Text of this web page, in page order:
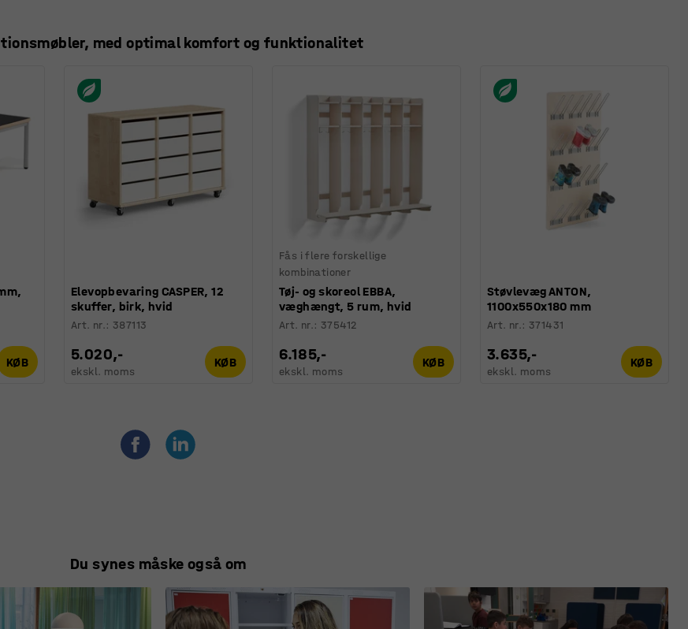
med optimal komfort og funktionalitet
KØB
Elevopbevaring CASPER, 12
skuffer, birk, hvid
Art. nr.: 387113
5.020,-
ekskl. moms
KØB
Fås i flere forskellige
kombinationer
Tøj- og skoreol EBBA,
væghængt, 5 rum, hvid
Art. nr.: 375412
6.185,-
ekskl. moms
KØB
Støvlevæg ANTON,
1100x550x180 mm
Art. nr.: 371431
3.635,-
ekskl. moms
KØB
Du synes måske også om